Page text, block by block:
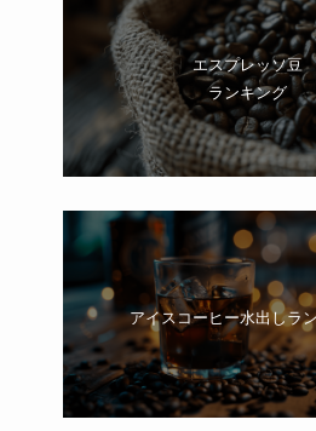
エスプレッソ豆
ランキング
アイスコーヒー水出しラ